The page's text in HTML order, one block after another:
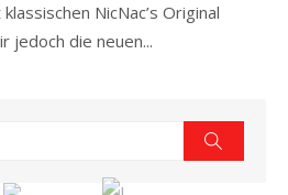
NicNac’s Original
jedoch die neuen...